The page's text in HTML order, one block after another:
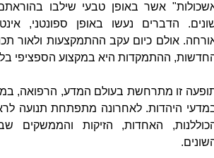
אשר באופן טבעי שילבו
הדברים נעשו באופן ספונטני,
אולם כיום עקב ההתמקצעות ולאור
ההתמקדות היא במקצוע הספציפי
זו מתרחשת בעולם המדע, הרפואה,
היהדות. לאחרונה מתפתחת תנועה
האחדות, הזיקות והממשקים